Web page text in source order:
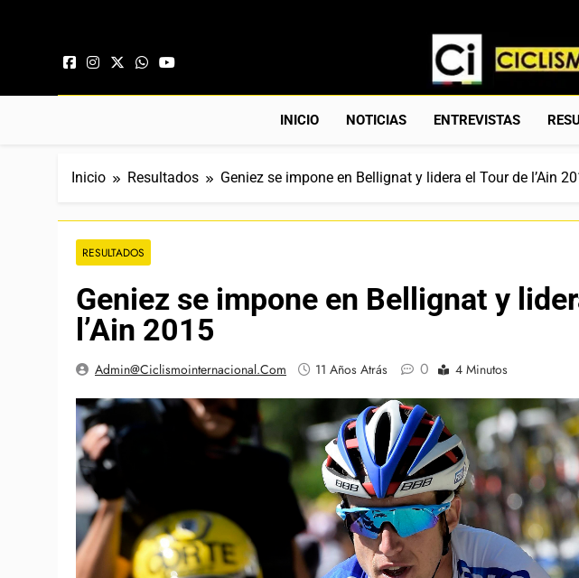
Web Dedicada Al
INICIO NOTICIAS ENTREVISTAS
Inicio Resultados Geniez se impone en Bellignat y lidera el Tour de l’Ain
RESULTADOS
Geniez se impone en Bellignat y
l’Ain 2015
Admin@ciclismointernacional.com 11 Años Atrás 0 4 Minutos